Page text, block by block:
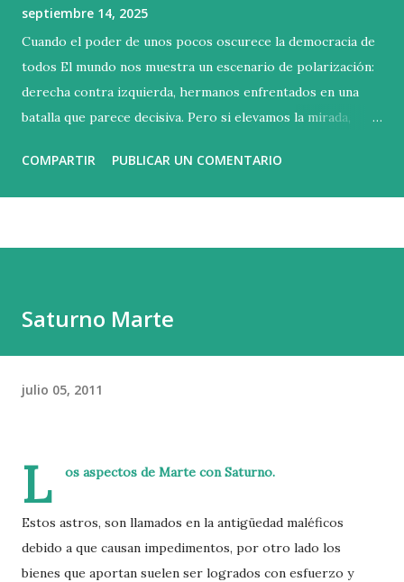
septiembre 14, 2025
Cuando el poder de unos pocos oscurece la democracia de
todos El mundo nos muestra un escenario de polarización:
derecha contra izquierda, hermanos enfrentados en una
batalla que parece decisiva. Pero si elevamos la mirada,
esencial se libra arriba, en las alturas donde se concentra la
y el 0,01 % , una élite diminuta, acumula fortunas capaces
crea. El peligro proviene de la plutocracia , esa forma de
COMPARTIR PUBLICAR UN COMENTARIO
Saturno Marte
julio 05, 2011
L os aspectos de Marte con Saturno.
Estos astros, son llamados en la antigüedad maléficos
debido a que causan impedimentos, por otro lado los
bienes que aportan suelen ser logrados con esfuerzo y